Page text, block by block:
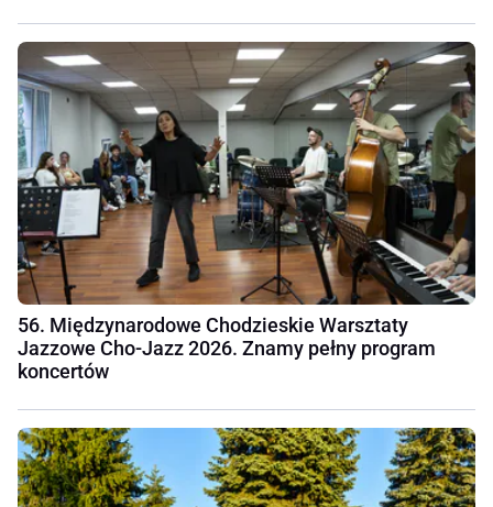
56. Międzynarodowe Chodzieskie Warsztaty
Jazzowe Cho-Jazz 2026. Znamy pełny program
koncertów